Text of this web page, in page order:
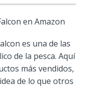
en Amazon
es una de las
de la pesca. Aquí
más vendidos,
de lo que otros